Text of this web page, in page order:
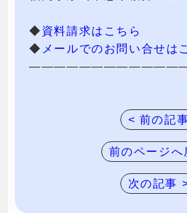
◆資料請求はこちら
◆ メールでのお問い合せは
< 前の記
前のページへ
次の記事